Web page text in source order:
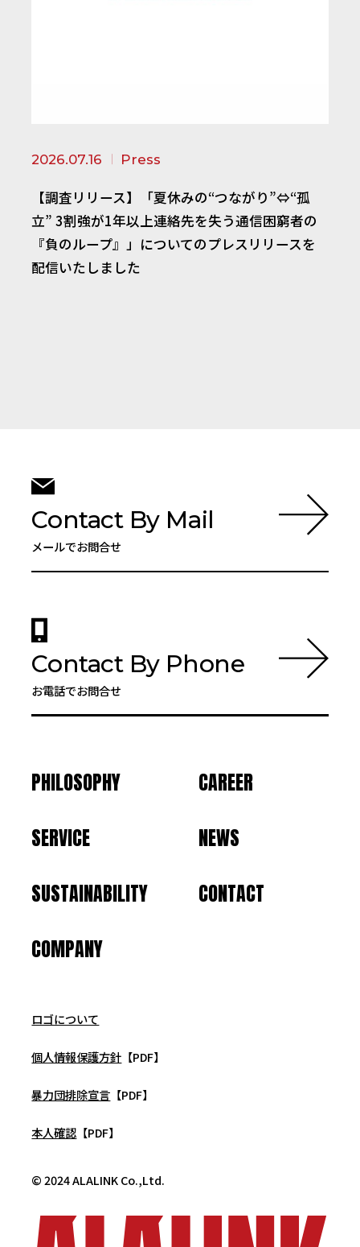
2026.07.16 Press
【調査リリース】「夏休みの“つながり”⇔“孤
立” 3割強が1年以上連絡先を失う通信困窮者の
『負のループ』」についてのプレスリリースを
配信いたしました
Contact By Mail
メールでお問合せ
Contact By Phone
お電話でお問合せ
PHILOSOPHY
SERVICE
SUSTAINABILITY
COMPANY
CAREER
NEWS
CONTACT
ロゴについて
個人情報保護方針 【PDF】
暴力団排除宣言 【PDF】
本人確認 【PDF】
© 2024 ALALINK Co.,Ltd.